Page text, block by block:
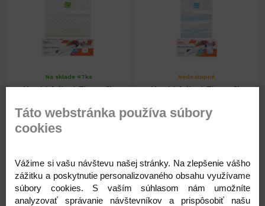
Na sklade 47ks
Vrecká foliové Zipper 3L
1,54 € - +
Nedostupné
Vrecká foliové Zipper 2L
1,62 € - +
Táto webstránka používa súbory
cookies
Vážime si vašu návštevu našej stránky. Na zlepšenie vášho
zážitku a poskytnutie personalizovaného obsahu využívame
súbory cookies. S vaším súhlasom nám umožníte
analyzovať správanie návštevníkov a prispôsobiť našu